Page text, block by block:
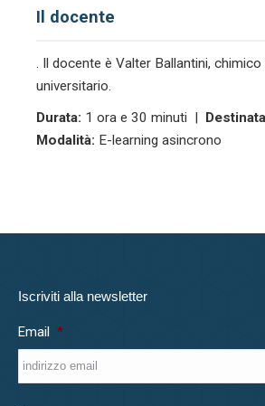
Il docente
. Il docente è Valter Ballantini,
universitario.
Durata: 1 ora e 30 minuti |
Modalità: E-learning asincrono
Iscriviti alla newsletter
Email *